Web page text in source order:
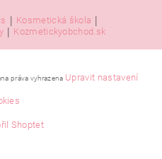
| Kosmetická škola |
| Kozmetickyobchod.sk
práva vyhrazena Upravit nastavení
Shoptet